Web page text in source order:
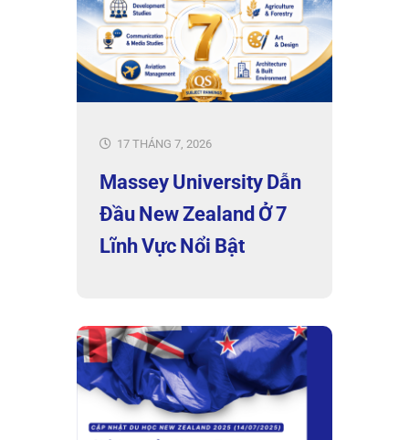
17 THÁNG 7, 2026
Massey University Dẫn
Đầu New Zealand Ở 7
Lĩnh Vực Nổi Bật